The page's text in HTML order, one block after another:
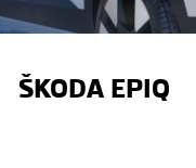
ŠKODA EPIQ